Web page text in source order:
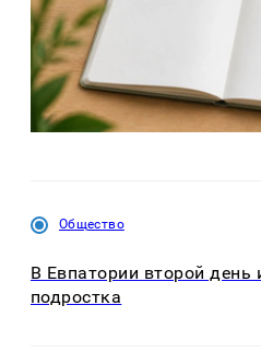
Общество
В Евпатории второй день
подростка